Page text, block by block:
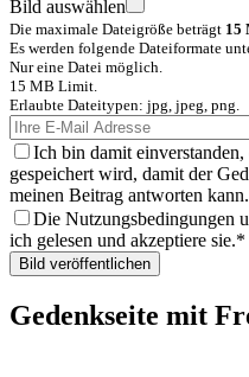
Bild auswählen
Die maximale Dateigröße beträgt 15
Es werden folgende Dateiformate
Nur eine Datei möglich.
15 MB Limit.
Erlaubte Dateitypen: jpg, jpeg, png.
Ich bin damit
gespeichert wird, damit der
meinen Beitrag antworten kann.
Die Nutzungsbedingungen
ich gelesen und akzeptiere sie.
Gedenkseite mit